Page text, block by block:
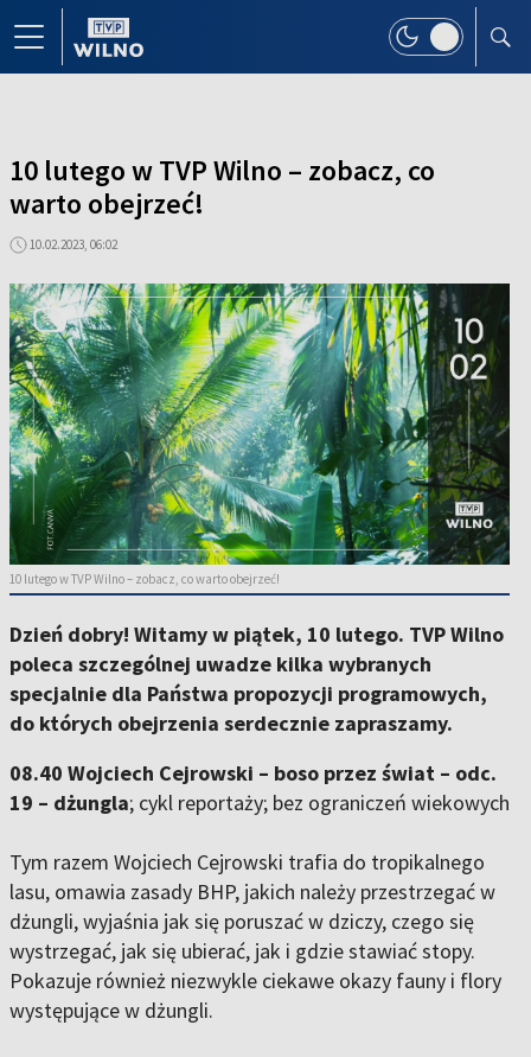
10 lutego w TVP Wilno – zobacz, co
warto obejrzeć!
10.02.2023, 06:02
10 lutego w TVP Wilno – zobacz, co warto obejrzeć!
Dzień dobry! Witamy w piątek, 10 lutego. TVP Wilno
poleca szczególnej uwadze kilka wybranych
specjalnie dla Państwa propozycji programowych,
do których obejrzenia serdecznie zapraszamy.
08.40 Wojciech Cejrowski – boso przez świat – odc.
19 – dżungla; cykl reportaży; bez ograniczeń wiekowych
Tym razem Wojciech Cejrowski trafia do tropikalnego
lasu, omawia zasady BHP, jakich należy przestrzegać w
dżungli, wyjaśnia jak się poruszać w dziczy, czego się
wystrzegać, jak się ubierać, jak i gdzie stawiać stopy.
Pokazuje również niezwykle ciekawe okazy fauny i flory
występujące w dżungli.